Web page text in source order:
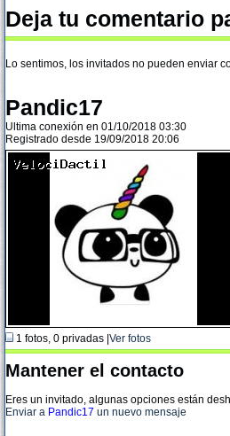
Deja tu comentario
Lo sentimos, los invitados no pueden enviar
Pandic17
Ultima conexión en 01/10/2018 03:30
Registrado desde 19/09/2018 20:06
1 fotos, 0 privadas | Ver fotos
Mantener el contacto
Eres un invitado, algunas opciones están
Enviar a Pandic17 un nuevo mensaje